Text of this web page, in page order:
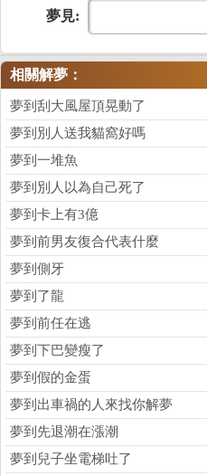
夢見:
相關解夢：
夢到刮大風屋頂晃動了
夢到別人送我貓窩好嗎
夢到一堆魚
夢到別人以為自己死了
夢到卡上有3億
夢到前男友復合代表什麼
夢到側牙
夢到了龍
夢到前任在逃
夢到下巴變瘦了
夢到假的金蛋
夢到出車禍的人來找你解夢
夢到先退潮在漲潮
夢到兒子坐電梯吐了